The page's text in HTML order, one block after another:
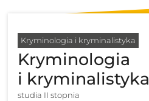
Kryminologia i kryminalistyka
Kryminologia
i kryminalistyka
studia II stopnia